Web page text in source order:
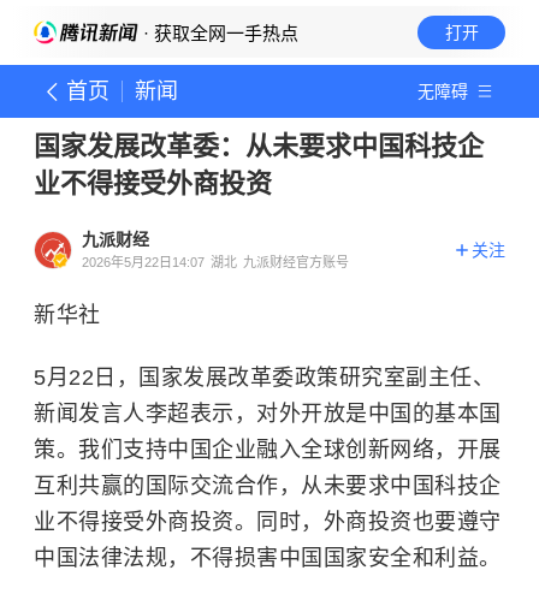
· 获取全网一手热点 打开
首页 新闻 无障碍
国家发展改革委：从未要求中国科技企
业不得接受外商投资
九派财经
2026年5月22日14:07 湖北 九派财经官方账号
关注
新华社
5月22日，国家发展改革委政策研究室副主任、
新闻发言人李超表示，对外开放是中国的基本国
策。我们支持中国企业融入全球创新网络，开展
互利共赢的国际交流合作，从未要求中国科技企
业不得接受外商投资。同时，外商投资也要遵守
中国法律法规，不得损害中国国家安全和利益。